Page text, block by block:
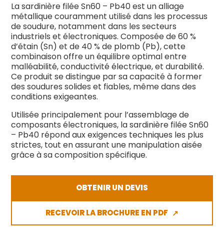
La sardinière filée Sn60 – Pb40 est un alliage
métallique couramment utilisé dans les processus
de soudure, notamment dans les secteurs
industriels et électroniques. Composée de 60 %
d’étain (Sn) et de 40 % de plomb (Pb), cette
combinaison offre un équilibre optimal entre
malléabilité, conductivité électrique, et durabilité.
Ce produit se distingue par sa capacité à former
des soudures solides et fiables, même dans des
conditions exigeantes.
Utilisée principalement pour l’assemblage de
composants électroniques, la sardinière filée Sn60
– Pb40 répond aux exigences techniques les plus
strictes, tout en assurant une manipulation aisée
grâce à sa composition spécifique.
OBTENIR UN DEVIS
RECEVOIR LA BROCHURE EN PDF ↗